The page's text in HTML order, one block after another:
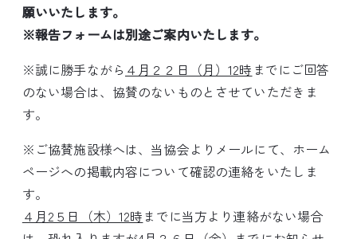
願いいたします。
※報告フォームは別途ご案内いたします。
※誠に勝手ながら ４月２２日（月）12時 までにご回答
のない場合は、協賛のないものとさせていただきま
す。
※ご協賛施設様へは、当協会よりメールにて、ホーム
ページへの掲載内容について確認の連絡をいたしま
す。
４月2５日（木）12時までに当方より連絡がない場合